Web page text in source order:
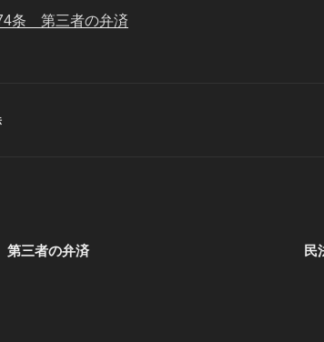
条 第三者の弁済
三者の弁済 民